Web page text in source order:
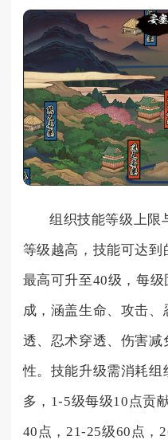
组织技能等级上限
等级越高，技能可达
最高可升至40级，每
成，涵盖生命、攻击
透、忍术穿透、伤害
性。技能升级需消耗
多，1-5级每级10点贡
40点，21-25级60点，